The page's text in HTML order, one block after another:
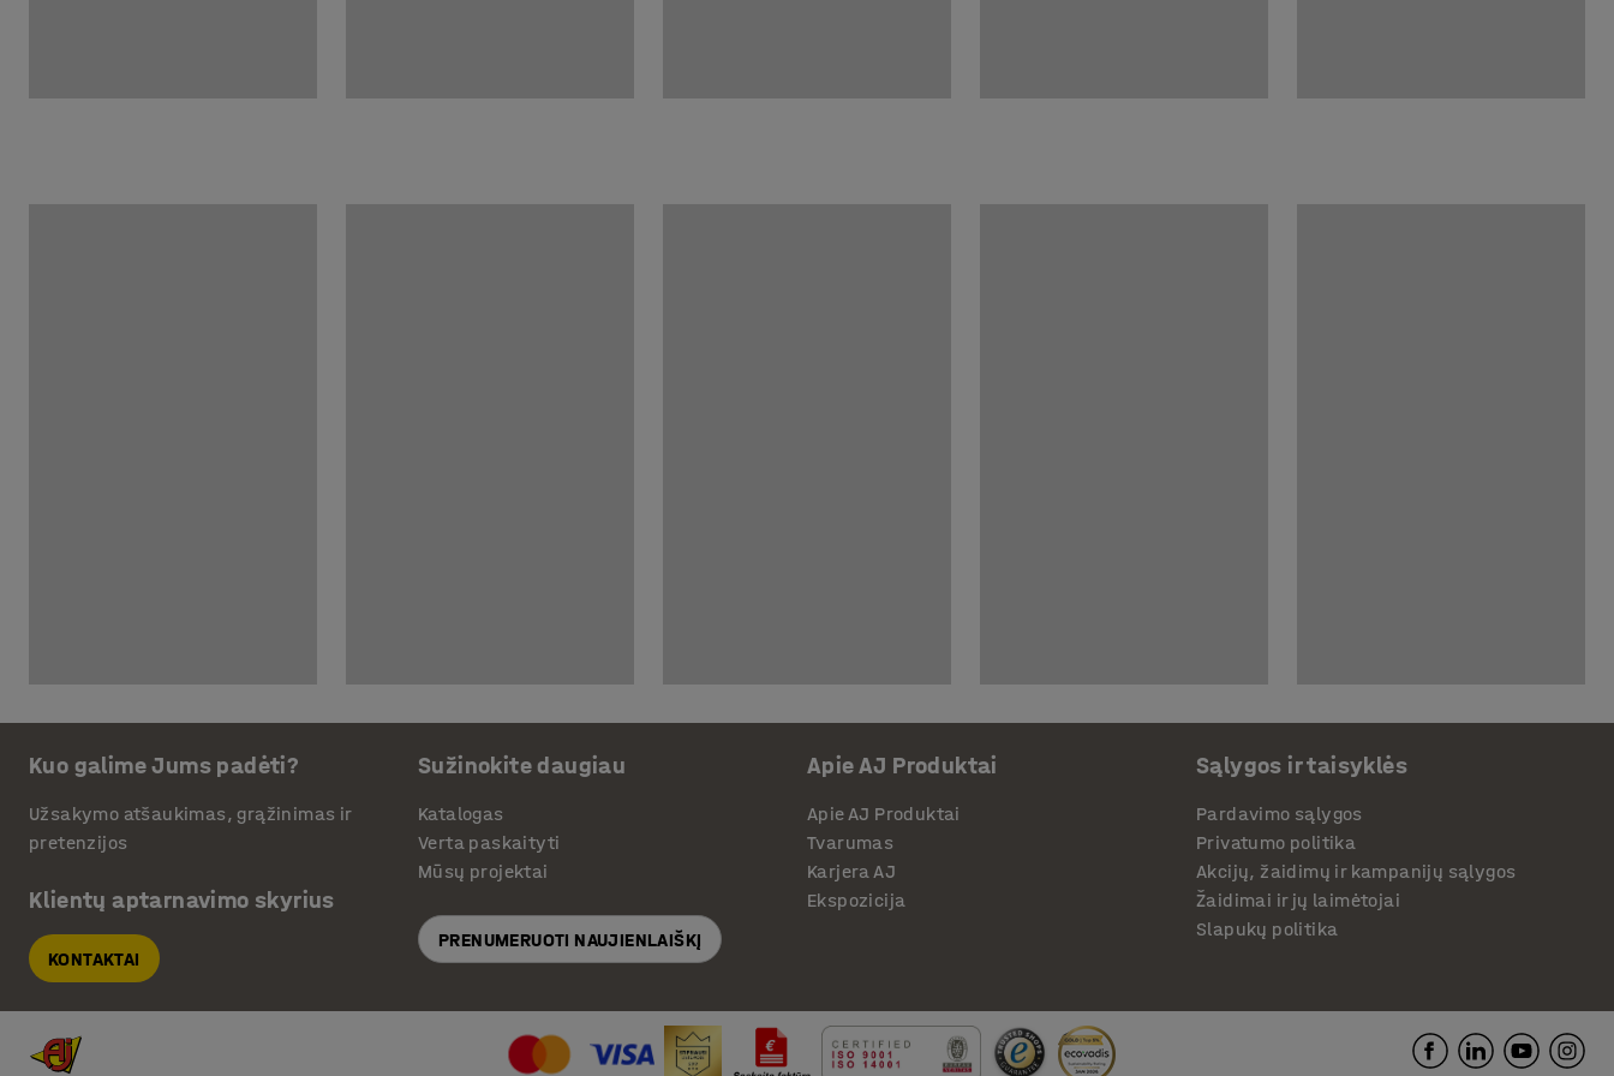
Kuo galime Jums padėti?
Užsakymo atšaukimas, grąžinimas ir
pretenzijos
Klientų aptarnavimo skyrius
KONTAKTAI
Sužinokite daugiau
Katalogas
Verta paskaityti
Mūsų projektai
PRENUMERUOTI NAUJIENLAIŠKĮ
Apie AJ Produktai
Apie AJ Produktai
Tvarumas
Karjera AJ
Ekspozicija
Sąlygos ir taisyklės
Pardavimo sąlygos
Privatumo politika
Akcijų, žaidimų ir kampanijų sąlygos
Žaidimai ir jų laimėtojai
Slapukų politika